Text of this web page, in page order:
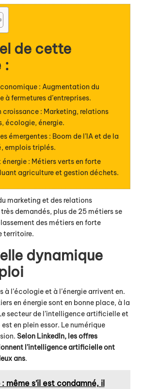
de cette
:
: Augmentation du
à fermetures d’entreprises.
croissance : Marketing, relations
écologie, énergie.
émergentes : Boom de l’IA et de la
emplois triplés.
: Métiers verts en forte
agriculture et gestion déchets.
marketing et des relations
demandés, plus de 25 métiers se
des métiers en forte
territoire.
dynamique
à l’écologie et à l’énergie arrivent en.
en énergie sont en bonne place, à la
secteur de l’intelligence artificielle et
en plein essor. Le numérique
Selon LinkedIn, les offres
l’intelligence artificielle ont
ans.
même s’il est condamné, il